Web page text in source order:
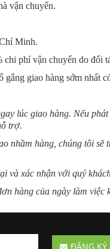
vận chuyển.
Minh.
phí vận chuyển do đối
giao hàng sớm nhất
lúc giao hàng. Nếu
trợ.
nhầm hàng, chúng tôi
và xác nhận với quý
hàng của ngày làm việc
ĐĂNG KÝ